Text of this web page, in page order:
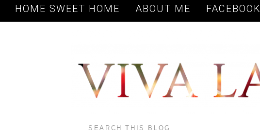
HOME SWEET HOME ABOUT ME FACEBOOK
SEARCH THIS BLOG